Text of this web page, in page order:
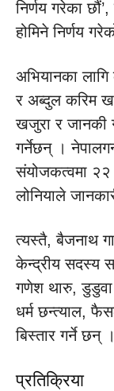
निर्णय गरेका छौं’,
होमिने निर्णय
अभियानका लागि
र अब्दुल करिम
खजुरा र जानकी
गर्नेछन् ।
संयोजकत्वमा २२
लोनियाले
त्यस्तै, बैजनाथ
केन्द्रीय सदस्य
गणेश थारु, डुडुवा
धर्म छन्त्याल,
बिस्तार गर्ने छन् ।
प्रतिक्रिया